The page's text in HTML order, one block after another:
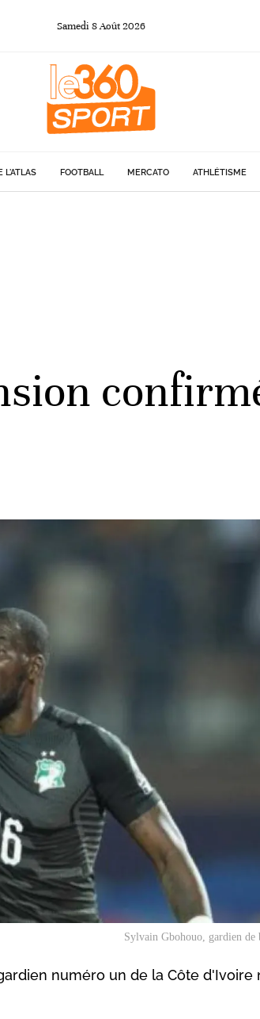
Samedi 8Août2026
L'ATLAS FOOTBALL MERCATO ATHLÉTISME
Sylvain Gbohouo, gardien
numéro un de la Côte d'Ivoire